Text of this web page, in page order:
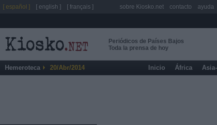
Periódicos de Países Bajos
Toda la prensa de hoy
Hemeroteca 20/Abr/2014 Inicio África
[ español ] [ english ] [ français ] sobre Kiosko.net contacto ayuda